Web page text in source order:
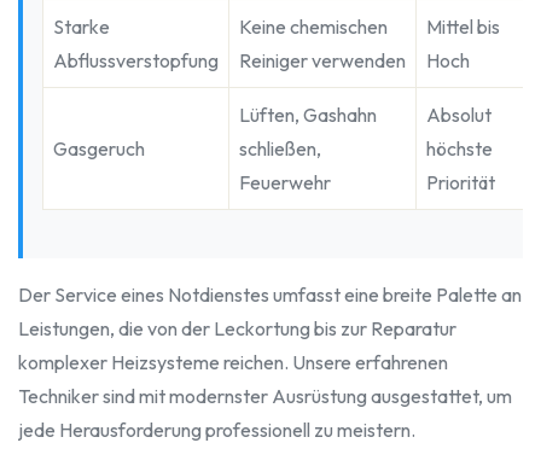
Starke
Abflussverstopfung
Keine chemischen
Reiniger verwenden
Mittel bis
Hoch
Gasgeruch
Lüften, Gashahn
schließen,
Feuerwehr
Absolut
höchste
Priorität
Der Service eines Notdienstes umfasst eine breite Palette an
Leistungen, die von der Leckortung bis zur Reparatur
komplexer Heizsysteme reichen. Unsere erfahrenen
Techniker sind mit modernster Ausrüstung ausgestattet, um
jede Herausforderung professionell zu meistern.